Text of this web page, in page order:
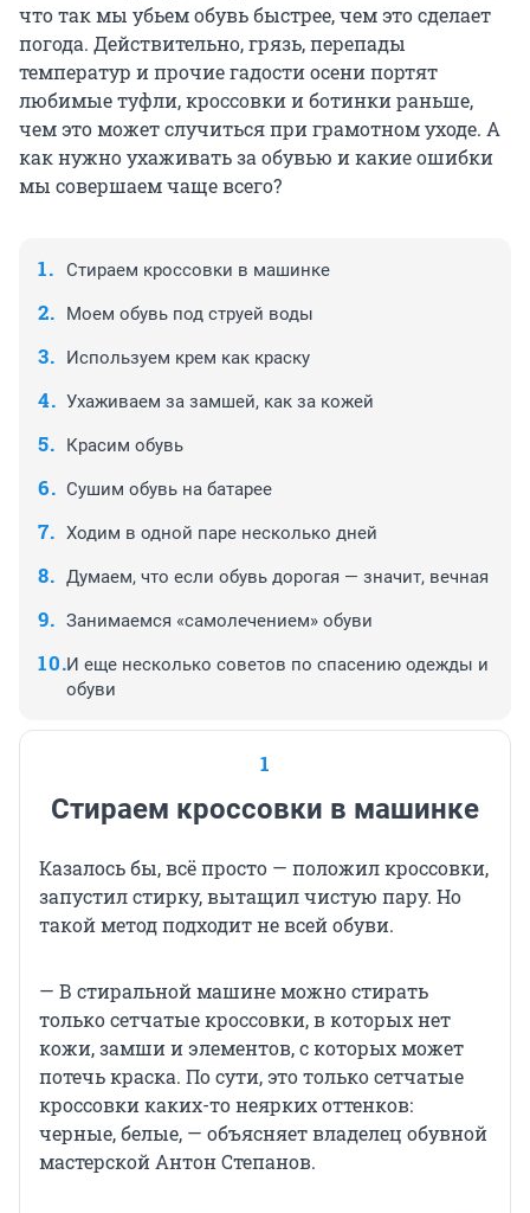
что так мы убьем обувь быстрее, чем это сделает
погода. Действительно, грязь, перепады
температур и прочие гадости осени портят
любимые туфли, кроссовки и ботинки раньше,
чем это может случиться при грамотном уходе. А
как нужно ухаживать за обувью и какие ошибки
мы совершаем чаще всего?
Стираем кроссовки в машинке
Моем обувь под струей воды
Используем крем как краску
Ухаживаем за замшей, как за кожей
Красим обувь
Сушим обувь на батарее
Ходим в одной паре несколько дней
Думаем, что если обувь дорогая — значит, вечная
Занимаемся «самолечением» обуви
И еще несколько советов по спасению одежды и
обуви
1
Стираем кроссовки в машинке
Казалось бы, всё просто — положил кроссовки,
запустил стирку, вытащил чистую пару. Но
такой метод подходит не всей обуви.
— В стиральной машине можно стирать
только сетчатые кроссовки, в которых нет
кожи, замши и элементов, с которых может
потечь краска. По сути, это только сетчатые
кроссовки каких-то неярких оттенков:
черные, белые, — объясняет владелец обувной
мастерской Антон Степанов.